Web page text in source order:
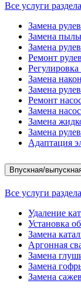
Все услуги раздела
Замена
Замена
Замена
Ремонт
Регулировка
Замена
Замена
Ремонт
Замена
Замена
Замена
Адаптация
Впускная/
Все услуги раздела
Удаление
Установка
Замена
Аргонная
Замена
Замена
Замена